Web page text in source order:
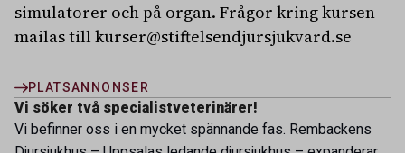
simulatorer och på organ. Frågor kring kursen
mailas till kurser@stiftelsendjursjukvard.se
PLATSANNONSER
Vi söker två specialistveterinärer!
Vi befinner oss i en mycket spännande fas. Rembackens